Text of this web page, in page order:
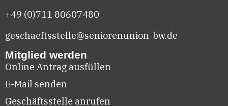
+49 (0)711 80607480
geschaeftsstelle@seniorenunion-bw.de
Mitglied werden
Online Antrag ausfüllen
E-Mail senden
Geschäftsstelle anrufen